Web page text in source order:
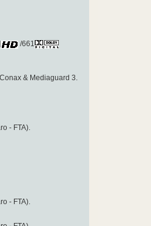
/661
& Mediaguard 3.
- FTA).
- FTA).